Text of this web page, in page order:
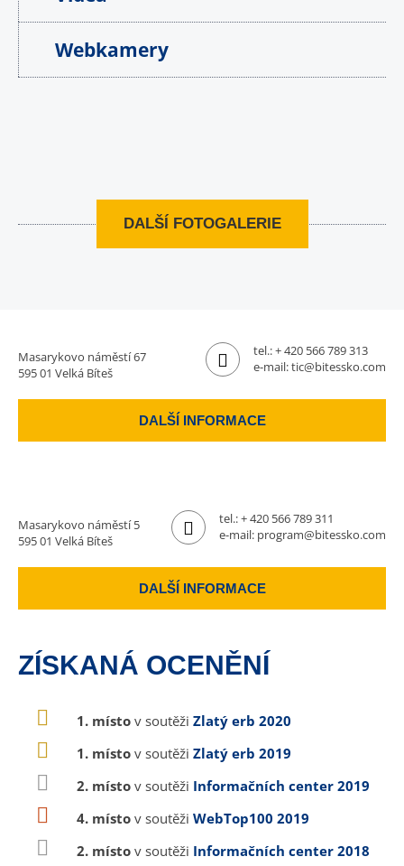
Webkamery
DALŠÍ FOTOGALERIE
Masarykovo náměstí 67
595 01 Velká Bíteš
tel.:+ 420 566 789 313
e-mail:tic@bitessko.com
DALŠÍ INFORMACE
Masarykovo náměstí 5
595 01 Velká Bíteš
tel.:+ 420 566 789 311
e-mail: program@bitessko.com
DALŠÍ INFORMACE
ZÍSKANÁ OCENĚNÍ
1. místo v soutěži Zlatý erb 2020
1. místo v soutěži Zlatý erb 2019
2. místo v soutěži Informačních center 2019
4. místo v soutěži WebTop100 2019
2. místo v soutěži Informačních center 2018